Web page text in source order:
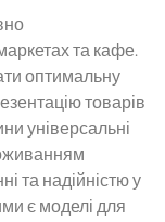
та кафе.
оптимальну
товарів
універсальні
та надійністю у
є моделі для